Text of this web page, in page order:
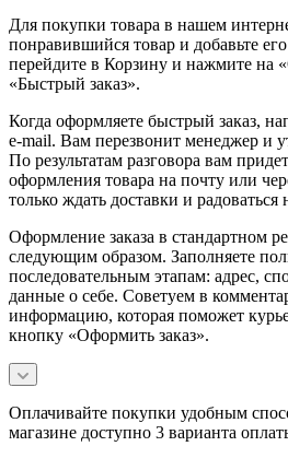
Для покупки товара в нашем
понравившийся товар и добавьте
перейдите в Корзину и нажмите на
«Быстрый заказ».
Когда оформляете быстрый заказ,
e-mail. Вам перезвонит менеджер и
По результатам разговора вам
оформления товара на почту или
только ждать доставки и
Оформление заказа в стандартном
следующим образом. Заполняете
последовательным этапам: адрес,
данные о себе. Советуем в
информацию, которая поможет
кнопку «Оформить заказ».
Оплачивайте покупки удобным
магазине доступно 3 варианта